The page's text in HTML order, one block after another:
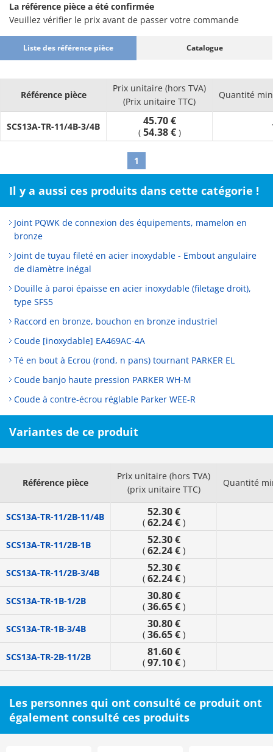
La référence pièce a été confirmée
Veuillez vérifier le prix avant de passer votre commande
Liste des référence pièce Catalogue
Référence pièce
Prix unitaire (hors TVA)
(Prix unitaire TTC)
Quantité
SCS13A-TR-11/4B-3/4B 45.70 €
( 54.38 € )
1
Il y a aussi ces produits dans cette catégorie !
Joint PQWK de connexion des équipements, mamelon en
bronze
Joint de tuyau fileté en acier inoxydable - Embout angulaire
de diamètre inégal
Douille à paroi épaisse en acier inoxydable (filetage droit),
type SFS5
Raccord en bronze, bouchon en bronze industriel
Coude [inoxydable] EA469AC-4A
Té en bout à Ecrou (rond, n pans) tournant PARKER EL
Coude banjo haute pression PARKER WH-M
Coude à contre-écrou réglable Parker WEE-R
Variantes de ce produit
Référence pièce
Prix unitaire (hors TVA)
(prix unitaire TTC)
Quantité
SCS13A-TR-11/2B-11/4B 52.30 €
( 62.24 €)
SCS13A-TR-11/2B-1B 52.30 €
( 62.24 €)
SCS13A-TR-11/2B-3/4B 52.30 €
( 62.24 €)
SCS13A-TR-1B-1/2B 30.80 €
( 36.65 €)
SCS13A-TR-1B-3/4B 30.80 €
( 36.65 €)
SCS13A-TR-2B-11/2B 81.60 €
( 97.10 €)
Les personnes qui ont consulté ce produit ont
également consulté ces produits